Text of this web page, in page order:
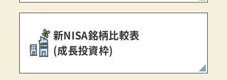
新NISA銘柄比較表
(成長投資枠)